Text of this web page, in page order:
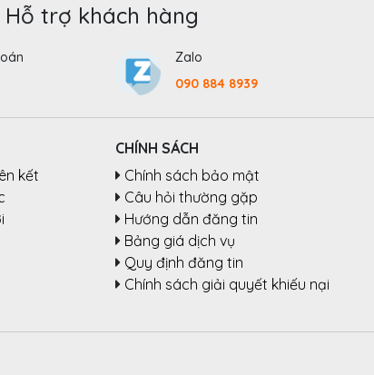
Hỗ trợ khách hàng
Zalo
090 884 8939
kết
CHÍNH SÁCH
Chính sách bảo mật
Câu hỏi thường gặp
Hướng dẫn đăng tin
Bảng giá dịch vụ
Quy định đăng tin
Chính sách giải quyết khiếu nại